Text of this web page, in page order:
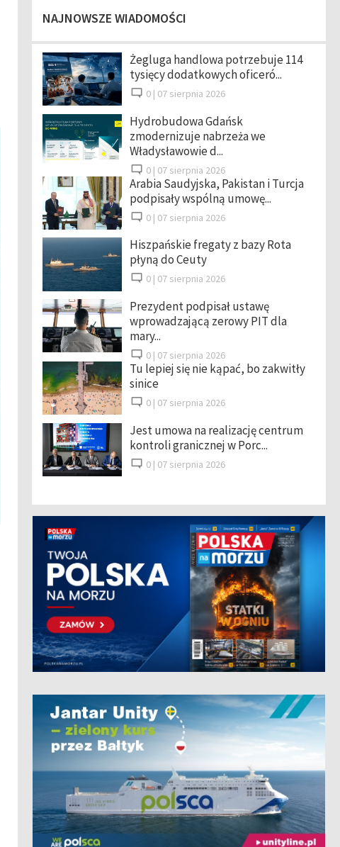
NAJNOWSZE WIADOMOŚCI
Żegluga handlowa potrzebuje 114
tysięcy dodatkowych oficeró...
0 | 07 sierpnia 2026
Hydrobudowa Gdańsk
zmodernizuje nabrzeża we
Władysławowie d...
0 | 07 sierpnia 2026
Arabia Saudyjska, Pakistan i Turcja
podpisały wspólną umowę...
0 | 07 sierpnia 2026
Hiszpańskie fregaty z bazy Rota
płyną do Ceuty
0 | 07 sierpnia 2026
Prezydent podpisał ustawę
wprowadzającą zerowy PIT dla
mary...
0 | 07 sierpnia 2026
Tu lepiej się nie kąpać, bo zakwitły
sinice
0 | 07 sierpnia 2026
Jest umowa na realizację centrum
kontroli granicznej w Porc...
0 | 07 sierpnia 2026